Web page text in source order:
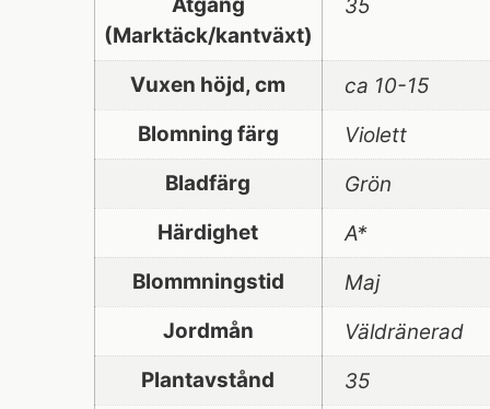
(Marktäck/kantväxt)
35
Vuxen höjd, cm
ca 10-15
Blomning färg
Violett
Bladfärg
Grön
Härdighet
A*
Blommningstid
Maj
Jordmån
Väldränerad
Plantavstånd
35